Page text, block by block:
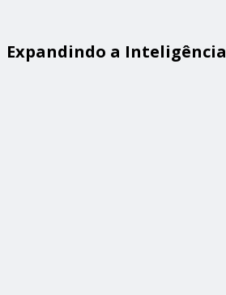
Expandindo a Inteligência